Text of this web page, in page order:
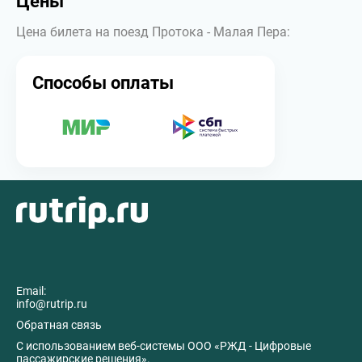
Цена билета на поезд Протока - Малая Пера:
Способы оплаты
Email:
info@rutrip.ru
Обратная связь
C использованием веб-системы ООО «РЖД - Цифровые
пассажирские решения».